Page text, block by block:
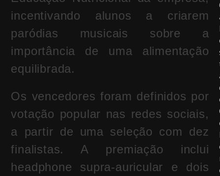
incentivando alunos a criarem
paródias musicais sobre a
importância de uma alimentação
equilibrada.
Os vencedores foram definidos por
votação popular nas redes sociais,
a partir de uma seleção com dez
finalistas. A premiação inclui
headphone supra-auricular e dois